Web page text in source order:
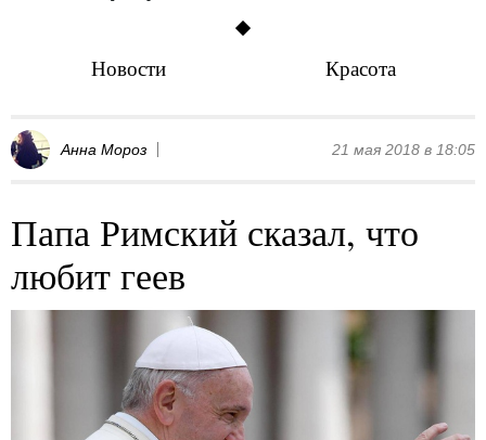
Новости Красота
Анна Мороз 21 мая 2018 в 18:05
Папа Римский сказал, что
любит геев